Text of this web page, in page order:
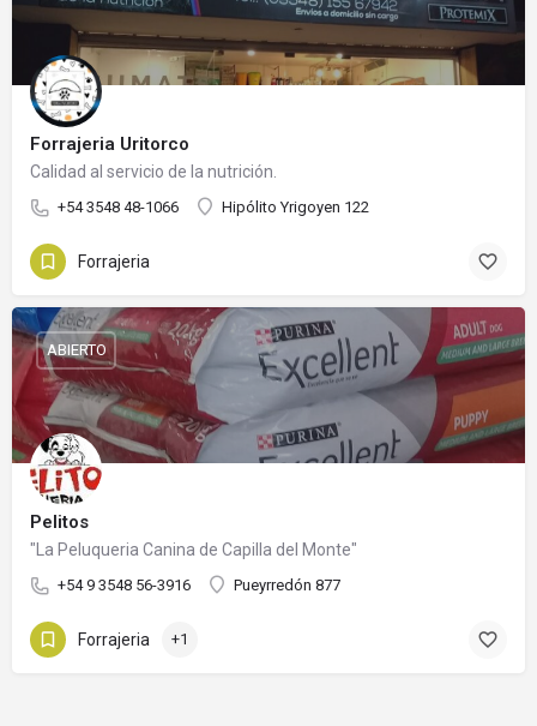
Forrajeria Uritorco
Calidad al servicio de la nutrición.
+54 3548 48-1066 Hipólito Yrigoyen 122
Forrajeria
Pelitos
"La Peluqueria Canina de Capilla del Monte"
+54 9 3548 56-3916 Pueyrredón 877
ABIERTO
Forrajeria +1